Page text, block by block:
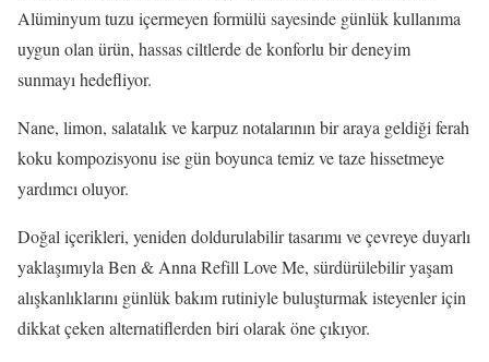
Alüminyum tuzu içermeyen formülü sayesinde günlük kullanıma
uygun olan ürün, hassas ciltlerde de konforlu bir deneyim
sunmayı hedefliyor.
Nane, limon, salatalık ve karpuz notalarının bir araya geldiği ferah
koku kompozisyonu ise gün boyunca temiz ve taze hissetmeye
yardımcı oluyor.
Doğal içerikleri, yeniden doldurulabilir tasarımı ve çevreye duyarlı
yaklaşımıyla Ben & Anna Refill Love Me, sürdürülebilir yaşam
alışkanlıklarını günlük bakım rutiniyle buluşturmak isteyenler için
dikkat çeken alternatiflerden biri olarak öne çıkıyor.